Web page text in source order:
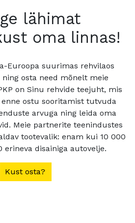
lähimat
oma linnas!
Euroopa suurimas rehvilaos
ning osta need mõnelt meie
on Sinu rehvide teejuht, mis
ostu sooritamist tutvuda
arvuga ning leida oma
Meie partnerite teenindustes
tootevalik: enam kui 10 000
erineva disainiga autovelje.
Kust osta?